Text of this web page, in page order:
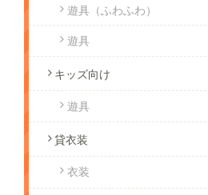
遊具（ふわふわ）
遊具
キッズ向け
遊具
貸衣装
衣装